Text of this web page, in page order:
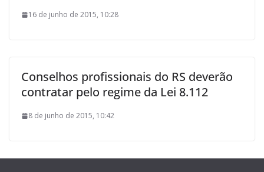
16 de junho de 2015, 10:28
Conselhos profissionais do RS deverão
contratar pelo regime da Lei 8.112
8 de junho de 2015, 10:42